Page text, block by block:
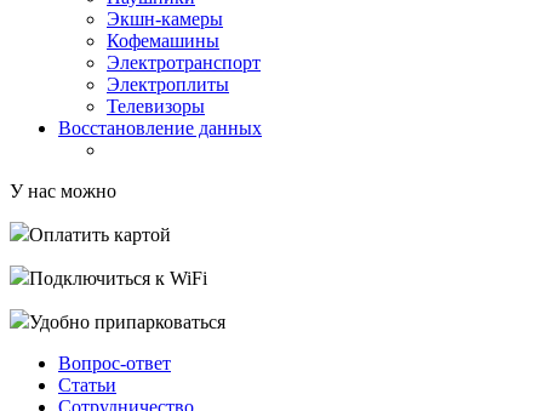
Экшн-камеры
Кофемашины
Электротранспорт
Электроплиты
Телевизоры
Восстановление данных
У нас можно
Оплатить картой
Подключиться к WiFi
Удобно припарковаться
Вопрос-ответ
Статьи